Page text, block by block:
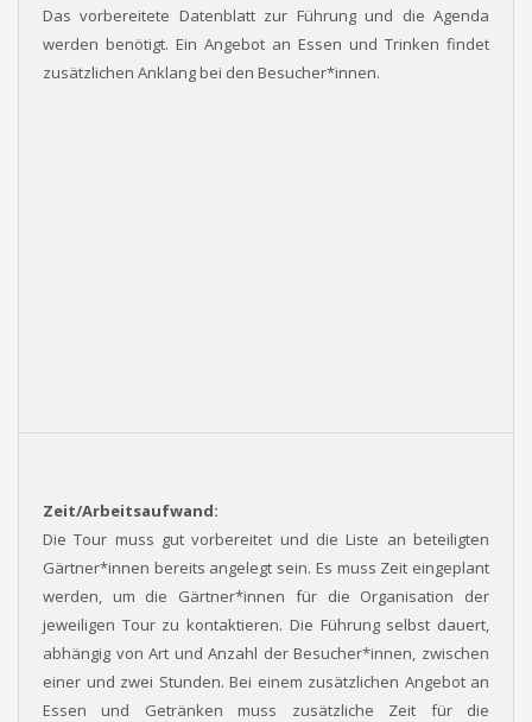
Das vorbereitete Datenblatt zur Führung und die Agenda
werden benötigt. Ein Angebot an Essen und Trinken findet
zusätzlichen Anklang bei den Besucher*innen.
Zeit/Arbeitsaufwand:
Die Tour muss gut vorbereitet und die Liste an beteiligten
Gärtner*innen bereits angelegt sein. Es muss Zeit eingeplant
werden, um die Gärtner*innen für die Organisation der
jeweiligen Tour zu kontaktieren. Die Führung selbst dauert,
abhängig von Art und Anzahl der Besucher*innen, zwischen
einer und zwei Stunden. Bei einem zusätzlichen Angebot an
Essen und Getränken muss zusätzliche Zeit für die